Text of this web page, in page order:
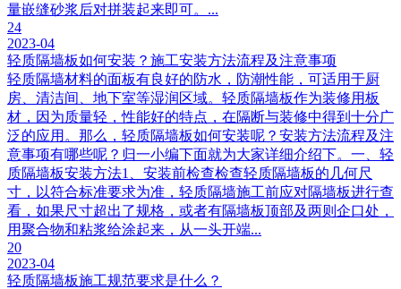
量嵌缝砂浆后对拼装起来即可。...
24
2023-04
轻质隔墙板如何安装？施工安装方法流程及注意事项
轻质隔墙材料的面板有良好的防水，防潮性能，可适用于厨
房、清洁间、地下室等湿润区域。轻质隔墙板作为装修用板
材，因为质量轻，性能好的特点，在隔断与装修中得到十分广
泛的应用。那么，轻质隔墙板如何安装呢？安装方法流程及注
意事项有哪些呢？归一小编下面就为大家详细介绍下。一、轻
质隔墙板安装方法1、安装前检查检查轻质隔墙板的几何尺
寸，以符合标准要求为准，轻质隔墙施工前应对隔墙板进行查
看，如果尺寸超出了规格，或者有隔墙板顶部及两则企口处，
用聚合物和粘浆给涂起来，从一头开端...
20
2023-04
轻质隔墙板施工规范要求是什么？